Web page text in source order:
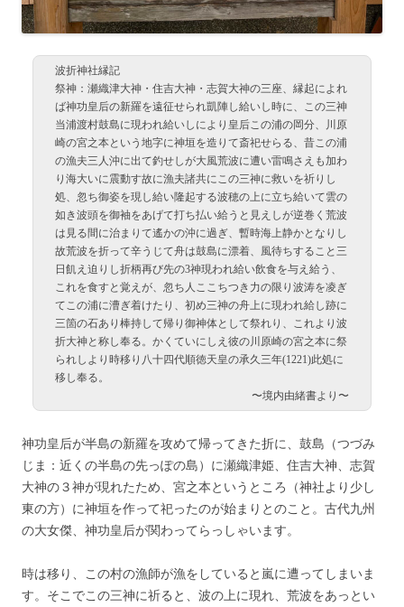
波折神社縁記
祭神：瀬織津大神・住吉大神・志賀大神の三座、縁起によれ
ば神功皇后の新羅を遠征せられ凱陣し給いし時に、この三神
当浦渡村鼓島に現われ給いしにより皇后この浦の岡分、川原
崎の宮之本という地字に神垣を造りて斎祀せらる、昔この浦
の漁夫三人沖に出て釣せしが大風荒波に遭い雷鳴さえも加わ
り海大いに震動す故に漁夫諸共にこの三神に救いを祈りし
処、忽ち御姿を現し給い隆起する波穂の上に立ち給いて雲の
如き波頭を御袖をあげて打ち払い給うと見えしが逆巻く荒波
は見る間に治まりて遙かの沖に過ぎ、暫時海上静かとなりし
故荒波を折って辛うじて舟は鼓島に漂着、風待ちすること三
日飢え迫りし折柄再び先の3神現われ給い飲食を与え給う、
これを食すと覚えが、忽ち人ここちつき力の限り波涛を凌ぎ
てこの浦に漕ぎ着けたり、初め三神の舟上に現われ給し跡に
三箇の石あり棒持して帰り御神体として祭れり、これより波
折大神と称し奉る。かくていにしえ彼の川原崎の宮之本に祭
られしより時移り八十四代順徳天皇の承久三年(1221)此処に
移し奉る。
〜境内由緒書より〜
神功皇后が半島の新羅を攻めて帰ってきた折に、鼓島（つづみ
じま：近くの半島の先っぽの島）に瀬織津姫、住吉大神、志賀
大神の３神が現れたため、宮之本というところ（神社より少し
東の方）に神垣を作って祀ったのが始まりとのこと。古代九州
の大女傑、神功皇后が関わってらっしゃいます。
時は移り、この村の漁師が漁をしていると嵐に遭ってしまいま
す。そこでこの三神に祈ると、波の上に現れ、荒波をあっとい